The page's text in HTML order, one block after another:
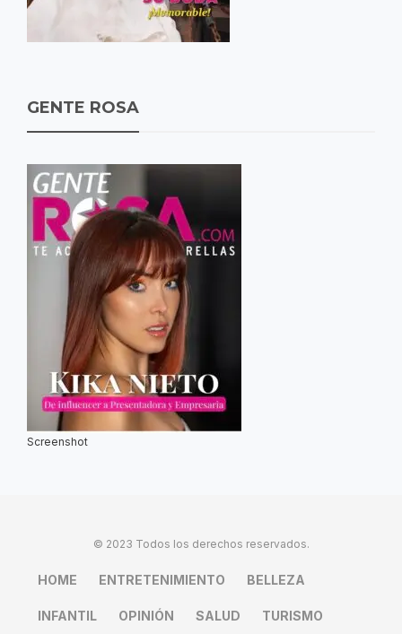
GENTE ROSA
Screenshot
© 2023 Todos los derechos reservados.
HOME ENTRETENIMIENTO BELLEZA
INFANTIL OPINIÓN SALUD TURISMO